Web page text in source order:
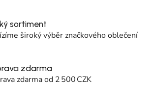
sortiment
široký výběr značkového oblečení
zdarma
zdarma od 2 500 CZK